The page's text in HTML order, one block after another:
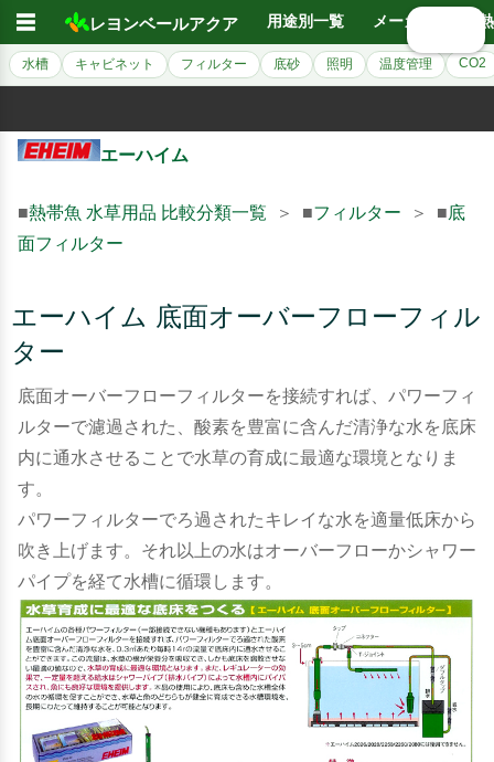
☰ レヨンベールアクア 用途別一覧 メーカー別
水槽 キャビネット フィルター 底砂 照明 温度管理 CO2
エーハイム
■熱帯魚 水草用品 比較分類一覧 ＞ ■フィルター ＞ ■底
面フィルター
エーハイム 底面オーバーフローフィル
ター
底面オーバーフローフィルターを接続すれば、パワーフィ
ルターで濾過された、酸素を豊富に含んだ清浄な水を底床
内に通水させることで水草の育成に最適な環境となりま
す。
パワーフィルターでろ過されたキレイな水を適量低床から
吹き上げます。それ以上の水はオーバーフローかシャワー
パイプを経て水槽に循環します。